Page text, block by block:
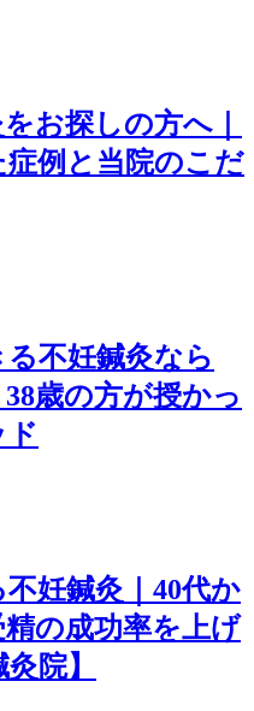
お探しの方へ｜
例と当院のこだ
不妊鍼灸なら
38歳の方が授かっ
ド
妊鍼灸｜40代か
の成功率を上げ
院】